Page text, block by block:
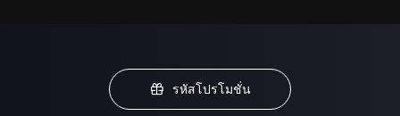
รหัสโปรโมชั่น